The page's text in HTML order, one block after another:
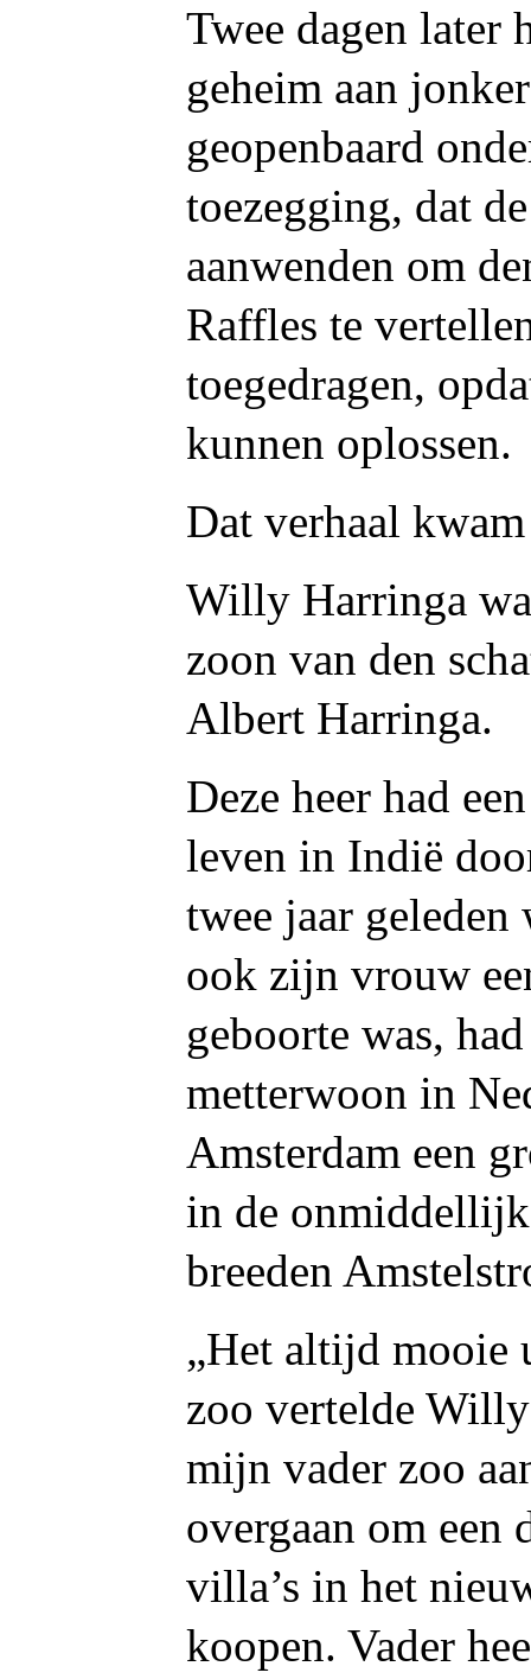
Twee dagen later
geheim aan
geopenbaard
toezegging, dat
aanwenden om
Raffles te
toegedragen,
kunnen oplossen.
Dat verhaal
Willy Harringa
zoon van den
Albert Harringa.
Deze heer had
leven in Indië
twee jaar geleden
ook zijn vrouw
geboorte was,
metterwoon in
Amsterdam een
in de
breeden
„Het altijd mooie
zoo vertelde
mijn vader zoo
overgaan om een
villa’s in het
koopen. Vader